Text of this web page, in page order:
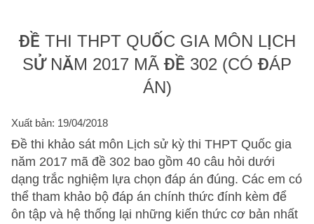
ĐỀ THI THPT QUỐC GIA MÔN LỊCH
SỬ NĂM 2017 MÃ ĐỀ 302 (CÓ ĐÁP
ÁN)
Xuất bản: 19/04/2018
Đề thi khảo sát môn Lịch sử kỳ thi THPT Quốc gia
năm 2017 mã đề 302 bao gồm 40 câu hỏi dưới
dạng trắc nghiệm lựa chọn đáp án đúng. Các em có
thể tham khảo bộ đáp án chính thức đính kèm để
ôn tập và hệ thống lại những kiến thức cơ bản nhất